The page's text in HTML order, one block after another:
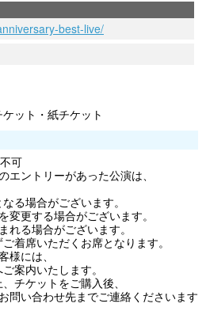
best-live/
ット・紙チケット
可
ントリーがあった公演は、
る場合がございます。
更する場合がございます。
る場合がございます。
着席いただくお席となります。
には、
案内いたします。
チケットをご購入後、
問い合わせ先までご連絡くださいます